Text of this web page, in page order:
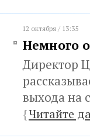
12 октября / 13:35
Немного
Директор
выхода на
{Читайте